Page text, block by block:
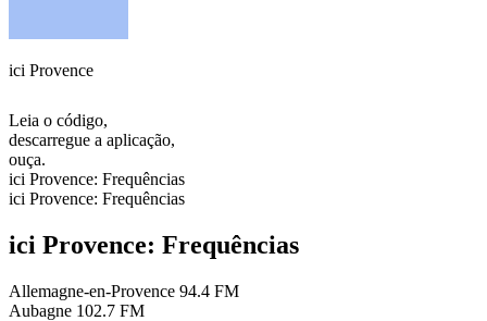
ici Provence
Leia o código,
descarregue a aplicação,
ouça.
ici Provence: Frequências
ici Provence: Frequências
ici Provence: Frequências
Allemagne-en-Provence 94.4 FM
Aubagne 102.7 FM